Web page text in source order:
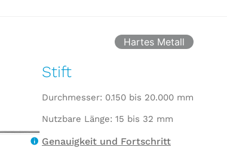
Hartes Metall
Stift
Durchmesser: 0.150 bis 20.000 mm
Nutzbare Länge: 15 bis 32 mm
Genauigkeit und Fortschritt